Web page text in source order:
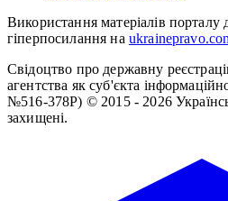
Використання матеріалів порталу
гіперпосилання на
Свідоцтво про державну
агентства як суб'єкта
№516-378Р) © 2015 - 2026
захищені.